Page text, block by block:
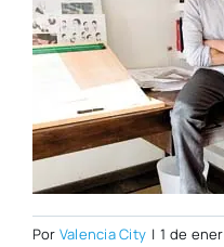
Por Valencia City | 1 de